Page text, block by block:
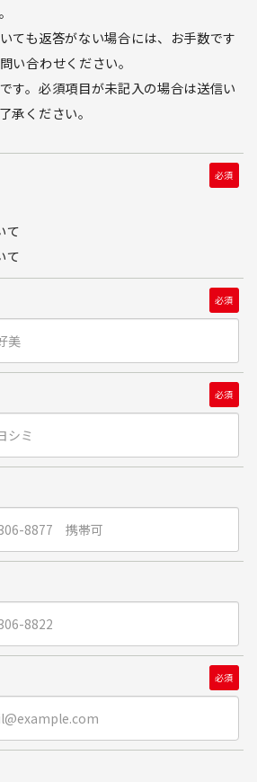
ても返答がない場合には、お手数です
い合わせください。
す。必須項目が未記入の場合は送信い
承ください。
必須
て
て
必須
必須
必須